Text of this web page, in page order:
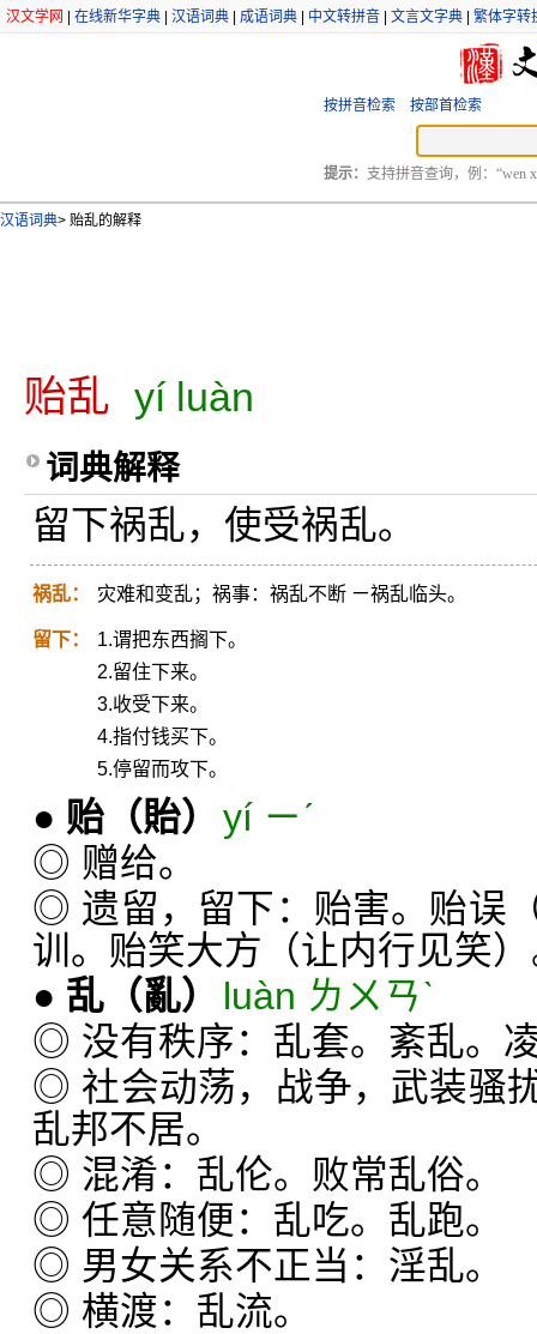
汉文学网 在线新华字典 汉语词典 成语词典 中文转拼音 文言文字典 繁体字转
按拼音检索 按部首检索
提示： 支持拼音查询，例：“wen
汉语词典> 贻乱的解释
贻乱 yí luàn
词典解释
留下祸乱，使受祸乱。
祸乱： 灾难和变乱；祸事：祸乱不断 ㄧ祸乱临头。
留下：
1.谓把东西搁下。
2.留住下来。
3.收受下来。
4.指付钱买下。
5.停留而攻下。
● 贻 （貽） yí ㄧˊ
◎ 赠给。
◎ 遗留，留下：贻害。贻误
训。贻笑大方（让内行见笑
● 乱 （亂）
luàn ㄌㄨㄢˋ
◎ 没有秩序：乱套。紊乱。
◎ 社会动荡，战争，武装骚
乱邦不居。
◎ 混淆：乱伦。败常乱俗。
◎ 任意随便：乱吃。乱跑。
◎ 男女关系不正当：淫乱。
◎ 横渡：乱流。